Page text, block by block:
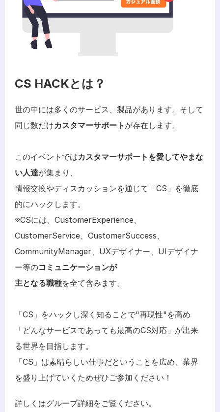
CS HACKとは？
世の中には多くのサービス、製品があります。そして
同じ数だけカスタマーサポート が存在します。
このイベントではカスタマーサポートを愛してやまな
い人達が集まり、
情報交換やディスカッションを通じて「CS」を徹底
的にハックします。
※CSには、CustomerExperience、
CustomerService、CustomerSuccess、
CommunityManager、UXデザイナー、UIデザイナ
ー等のコミュニケーションが
主となる職種を全て含みます。
「CS」をハックし深く知ることで"再現性"を高め
「どんなサービスであっても最高のCS対応」が出来
る世界を目指します。
「CS」は素晴らしい仕事だということを広め、業界
を盛り上げていくためぜひご参加ください！
詳しくはグループ詳細をご覧ください。